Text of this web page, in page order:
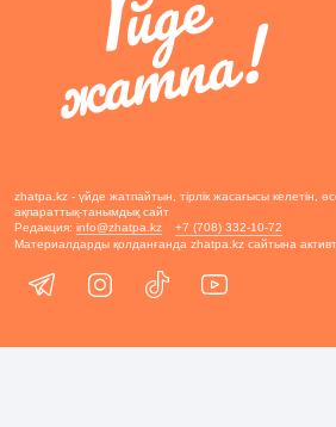
zhatpa.kz - үйде жатпайтын, тірлік жасағысы келетін,
ақпараттық-танымдық сайт
Редакция: info@zhatpa.kz
+7 (708) 332-10-72
Материалдарды қолданғанда zhatpa.kz сайтына